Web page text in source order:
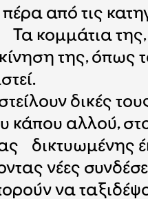
από τις
Τα κομμάτια
της, όπως
δικές
κάπου αλλού,
νέες
να